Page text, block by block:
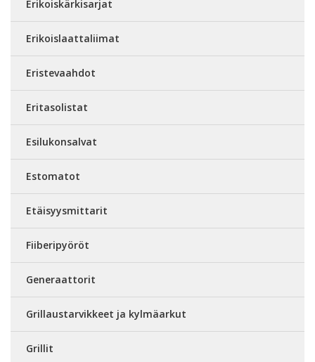
Erikoiskärkisarjat
Erikoislaattaliimat
Eristevaahdot
Eritasolistat
Esilukonsalvat
Estomatot
Etäisyysmittarit
Fiiberipyöröt
Generaattorit
Grillaustarvikkeet ja kylmäarkut
Grillit